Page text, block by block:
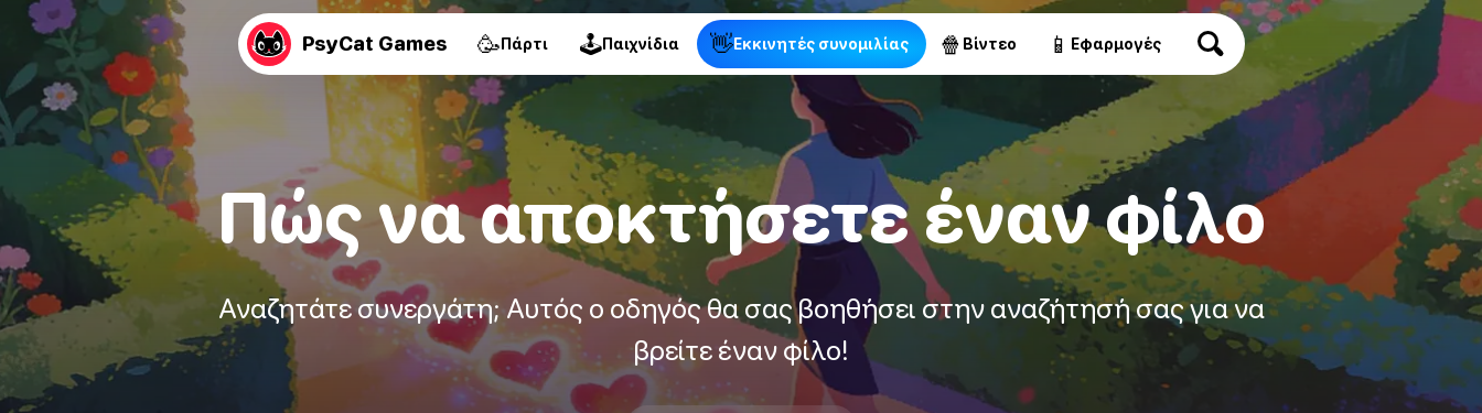
PsyCat Games 🥳Πάρτι 🕹Παιχνίδια 👋Εκκινητές συνομιλίας 🍿 Βίντεο 📱 Εφαρμογές
Πώς να αποκτήσετε έναν φίλο
Αναζητάτε συνεργάτη; Αυτός ο οδηγός θα σας βοηθήσει στην αναζήτησή σας για να
βρείτε έναν φίλο!